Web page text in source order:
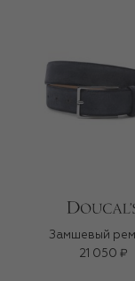
Замшевый
21 050 ₽